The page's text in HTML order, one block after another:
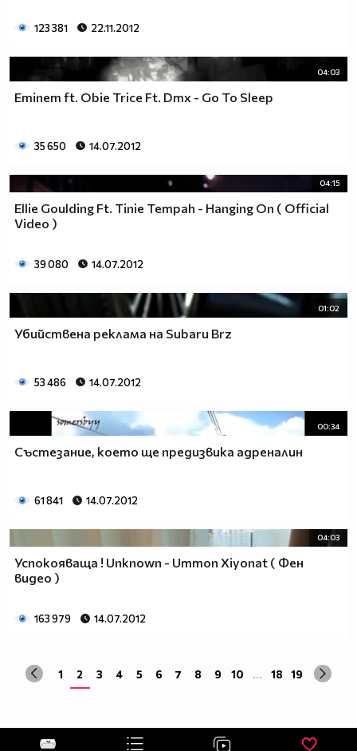
123 381 22.11.2012
04:03
Eminem ft. Obie Trice Ft. Dmx - Go To Sleep
35 650 14.07.2012
04:15
Ellie Goulding Ft. Tinie Tempah - Hanging On ( Official
Video )
39 080 14.07.2012
01:02
Убийствена реклама на Subaru Brz
53 486 14.07.2012
00:34
Състезание, което ще предизвика адреналин
61 841 14.07.2012
04:03
Успокояваща ! Unknown - Ummon Xiyonat ( Фен
видео )
163 979 14.07.2012
1 2 3 4 5 6 7 8 9 10 ... 18 19